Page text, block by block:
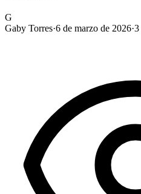
G
Gaby Torres·6 de marzo de 2026·3